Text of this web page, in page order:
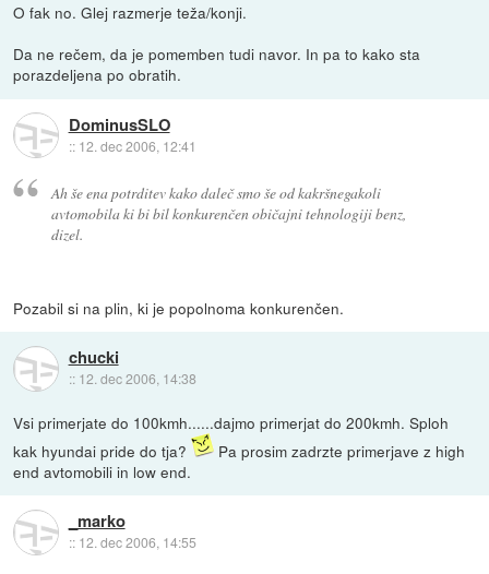
O fak no. Glej razmerje teža/konji.
Da ne rečem, da je pomemben tudi navor. In pa to kako sta
porazdeljena po obratih.
DominusSLO
:: 12. dec 2006, 12:41
Ah še ena potrditev kako daleč smo še od kakršnegakoli
avtomobila ki bi bil konkurenčen običajni tehnologiji benz,
dizel.
Pozabil si na plin, ki je popolnoma konkurenčen.
chucki
:: 12. dec 2006, 14:38
Vsi primerjate do 100kmh......dajmo primerjat do 200kmh. Sploh
kak hyundai pride do tja?
Pa prosim zadrzte primerjave z high
end avtomobili in low end.
_marko
:: 12. dec 2006, 14:55